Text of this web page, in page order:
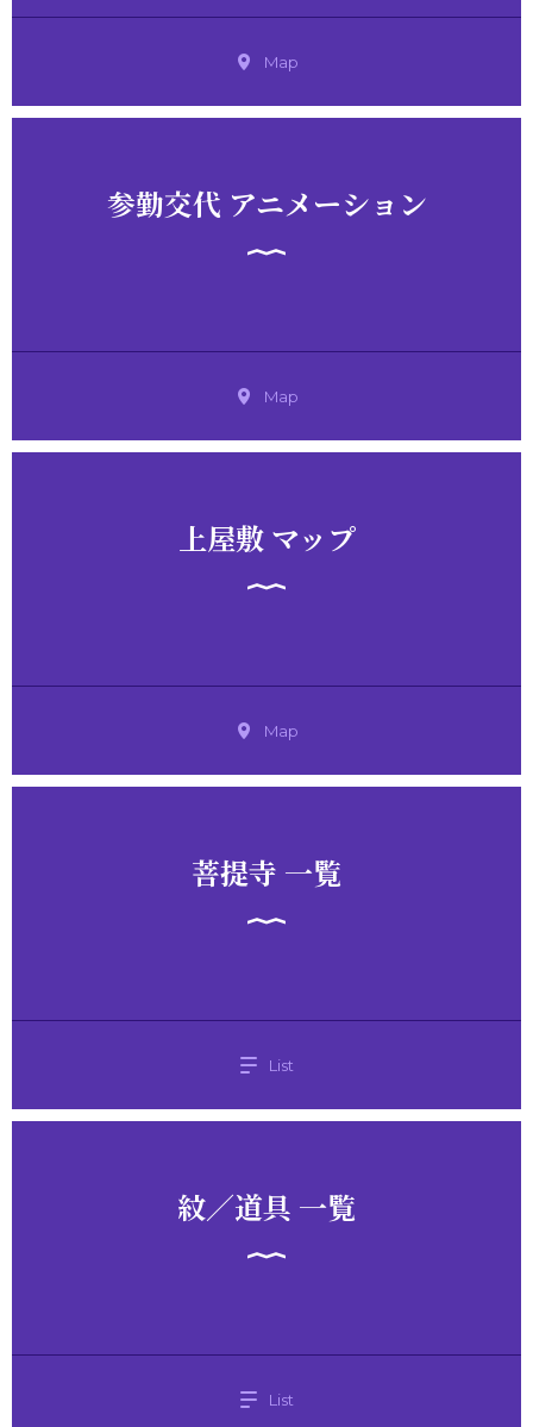
Map
参勤交代 アニメーション
Map
上屋敷 マップ
Map
菩提寺 一覧
List
紋／道具 一覧
List